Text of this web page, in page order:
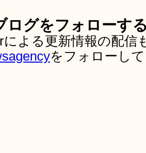
ログをフォローす
による更新情報の配
をフォローし